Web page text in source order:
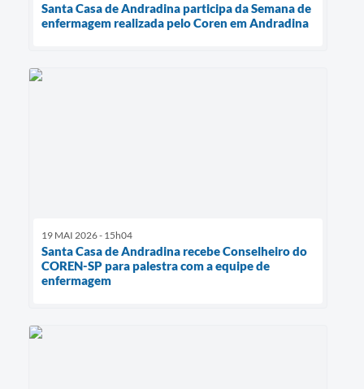
Santa Casa de Andradina participa da Semana de
enfermagem realizada pelo Coren em Andradina
19 MAI 2026 - 15h04
Santa Casa de Andradina recebe Conselheiro do
COREN-SP para palestra com a equipe de
enfermagem